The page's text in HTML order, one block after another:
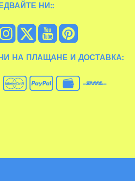
НИ::
НА ПЛАЩАНЕ И ДОСТАВКА: